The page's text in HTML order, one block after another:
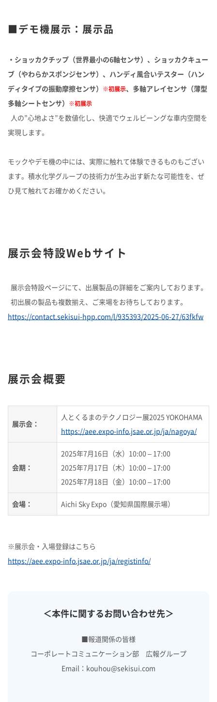
■デモ機展示：展示品
・ショッカクチップ（世界最小の6軸センサ）、ショッカクキュー
ブ（やわらかスポンジセンサ）、ハンディ風合いテスター（ハン
ディタイプの振動摩擦センサ） ※初展示、多軸アレイセンサ（薄型
多軸シートセンサ） ※初展示
人の”心地よさ”を数値化し、快適でウェルビーングな車内空間を
実現します。
モックやデモ機の中には、実際に触れて体験できるものもござい
ます。積水化学グループの技術力が生み出す新たな可能性を、ぜ
ひ見て触れてお確かめください。
展示会特設Webサイト
展示会特設ページにて、出展製品の詳細をご案内しております。
初出展の製品も複数揃え、ご来場をお待ちしております。
https://contact.sekisui-hpp.com/l/935393/2025-06-27/63fkfw
展示会概要
展示会：
人とくるまのテクノロジー展2025 YOKOHAMA
https://aee.expo-info.jsae.or.jp/ja/nagoya/
会期：
2025年7月16日（水）10:00 – 17:00
2025年7月17日（木）10:00 – 17:00
2025年7月18日（金）10:00 – 17:00
会場： Aichi Sky Expo（愛知県国際展示場）
※展示会・入場登録はこちら
https://aee.expo-info.jsae.or.jp/ja/registinfo/
＜本件に関するお問い合わせ先＞
■報道関係の皆様
コーポレートコミュニケーション部 広報グループ
Email：kouhou@sekisui.com